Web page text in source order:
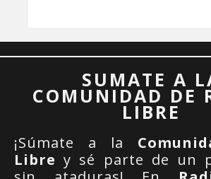
SUMATE A
COMUNIDAD DE
LIBRE
¡Súmate a la
Libre y sé parte de un